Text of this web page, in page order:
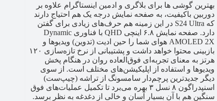
بهترین گوشی ها برای بلاگری و ادمین اینستاگرام علاوه بر
دوربین باکیفیت، به صفحه نمایش درجه یک هم احتیاج دارند
که S24 Ultra در این زمینه‌ هم حرف‌های زیادی برای گفتن
دارد. صفحه نمایش ۶.۸ اینچی QHD با فناوری Dynamic
AMOLED 2X هوای شما را حین ادیت (تدوین) ویدیوها و
بازبینی محتوا خواهد داشت و پشتیبانی از نرخ تازه‌سازی ۱۲۰
هرتز به معنای تجربه‌ای فوق‌العاده روان در هنگام پخش
ویدیوها و استفاده از اپلیکیشن‌های مختلف است. از سوی
دیگر جدیدترین پرچم‌دار سامسونگ از تراشه (چیپ‌ست)
اسنپدراگون ۸ نسل ۳ بهره می‌برد تا تکمیل عملیات‌های فوق
سنگین هم با آن بسیار آسان و خالی از دغدغه به‌ نظر برسد.